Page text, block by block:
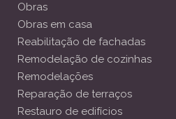
Obras
Obras em casa
Reabilitação de fachadas
Remodelação de cozinhas
Remodelações
Reparação de terraços
Restauro de edifícios